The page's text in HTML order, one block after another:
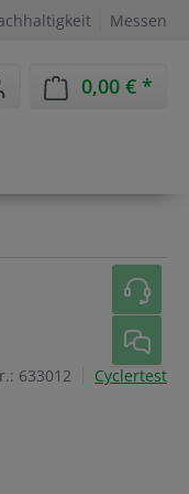
Messen
0 Artikel auf dem
0,00 €
633012 Cyclertest